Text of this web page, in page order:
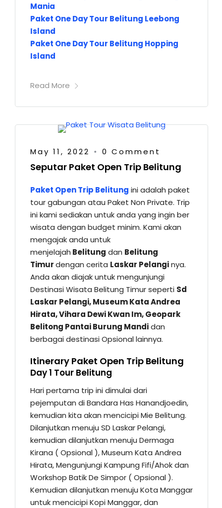
Mania
Paket One Day Tour Belitung Leebong
Island
Paket One Day Tour Belitung Hopping
Island
Read More
May 11, 2022 • 0 Comment
Seputar Paket Open Trip Belitung
Paket Open Trip Belitung ini adalah paket
tour gabungan atau Paket Non Private. Trip
ini kami sediakan untuk anda yang ingin ber
wisata dengan budget minim. Kami akan
mengajak anda untuk
menjelajah Belitung dan Belitung
Timurdengan cerita Laskar Pelanginya.
Anda akan diajak untuk mengunjungi
Destinasi Wisata Belitung Timur seperti Sd
Laskar Pelangi, Museum Kata Andrea
Hirata, Vihara Dewi Kwan Im, Geopark
Belitong Pantai Burung Mandidan
berbagai destinasi Opsional lainnya.
Itinerary Paket Open Trip Belitung
Day 1 Tour Belitung
Hari pertama trip ini dimulai dari
pejemputan di Bandara Has Hanandjoedin,
kemudian kita akan mencicipi Mie Belitung.
Dilanjutkan menuju SD Laskar Pelangi,
kemudian dilanjutkan menuju Dermaga
Kirana ( Opsional ), Museum Kata Andrea
Hirata, Mengunjungi Kampung Fifi/Ahok dan
Workshop Batik De Simpor ( Opsional ).
Kemudian dilanjutkan menuju Kota Manggar
untuk mencicipi Kopi Manggar, dan